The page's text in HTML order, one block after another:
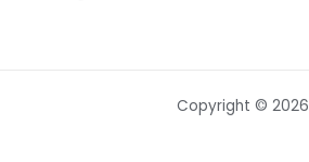
Copyright © 2026